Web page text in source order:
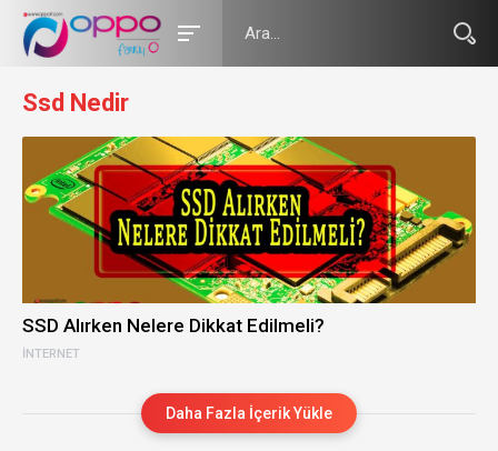
Ssd Nedir
İNTERNET
SSD Alırken Nelere Dikkat Edilmeli?
Daha Fazla İçerik Yükle